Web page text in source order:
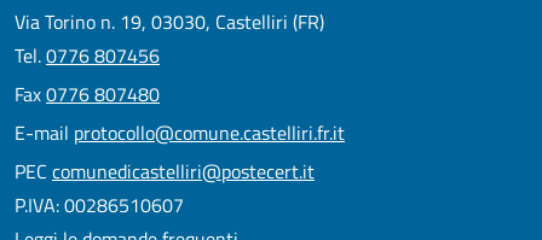
Via Torino n. 19, 03030, Castelliri (FR)
Tel.0776 807456
Fax0776 807480
E-mail protocollo@comune.castelliri.fr.it
PEC comunedicastelliri@postecert.it
P.IVA: 00286510607